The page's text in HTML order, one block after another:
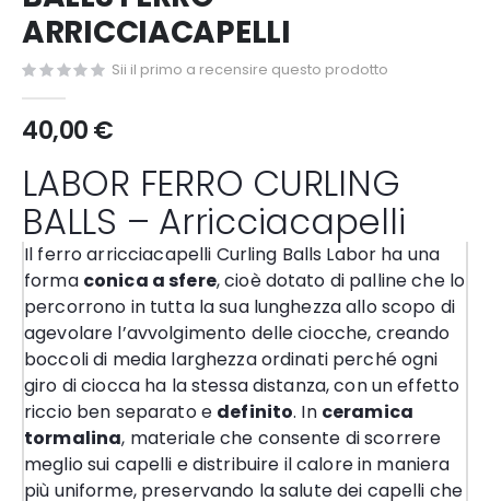
di
immagini
ARRICCIACAPELLI
Sii il primo a recensire questo prodotto
40,00 €
LABOR FERRO CURLING
BALLS – Arricciacapelli
Il ferro arricciacapelli Curling Balls Labor ha una
forma conica a sfere, cioè dotato di palline che lo
percorrono in tutta la sua lunghezza allo scopo di
agevolare l’avvolgimento delle ciocche, creando
boccoli di media larghezza ordinati perché ogni
giro di ciocca ha la stessa distanza, con un effetto
riccio ben separato e definito. In ceramica
tormalina, materiale che consente di scorrere
meglio sui capelli e distribuire il calore in maniera
più uniforme, preservando la salute dei capelli che